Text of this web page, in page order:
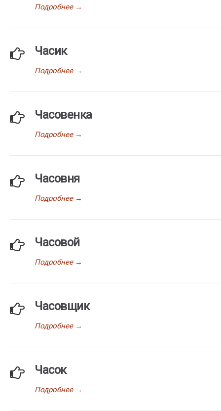
Подробнее→
Часик
Подробнее→
Часовенка
Подробнее→
Часовня
Подробнее→
Часовой
Подробнее→
Часовщик
Подробнее→
Часок
Подробнее→